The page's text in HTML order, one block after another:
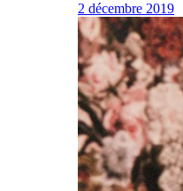
2 décembre 2019